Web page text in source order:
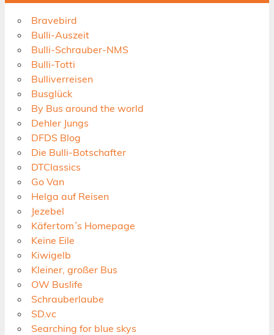
Bravebird
Bulli-Auszeit
Bulli-Schrauber-NMS
Bulli-Totti
Bulliverreisen
Busglück
By Bus around the world
Dehler Jungs
DFDS Blog
Die Bulli-Botschafter
DTClassics
Go Van
Helga auf Reisen
Jezebel
Käfertom´s Homepage
Keine Eile
Kiwigelb
Kleiner, großer Bus
OW Buslife
Schrauberlaube
SD.vc
Searching for blue skys